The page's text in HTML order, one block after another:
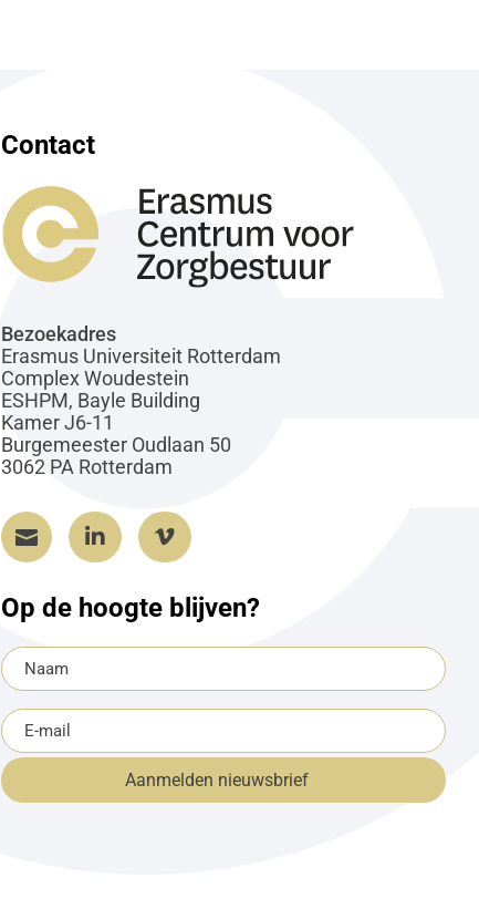
Contact
Bezoekadres
Erasmus Universiteit Rotterdam
Complex Woudestein
ESHPM, Bayle Building
Kamer J6-11
Burgemeester Oudlaan 50
3062 PA Rotterdam
  
Op de hoogte blijven?
Naam
E-
mailadres
(Vereist)
Aanmelden nieuwsbrief